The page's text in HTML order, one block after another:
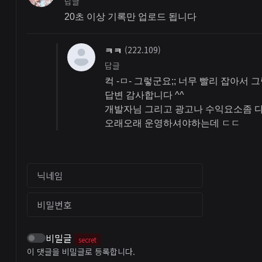
20초 이상 기록만 업로드 됩니다
ㅋㅋ (222.109)
답글
컥 -ㅁ- 그렇군요;; 너무 빨리 잡아서
답변 감사합니다 ^^
개발자님 그리고 광고나 수익요소좀
오래오래 운영하셔야하는데 ㄷㄷ
닉네임
비밀번호
비밀글 secret
이 댓글을 비밀글로 등록합니다.